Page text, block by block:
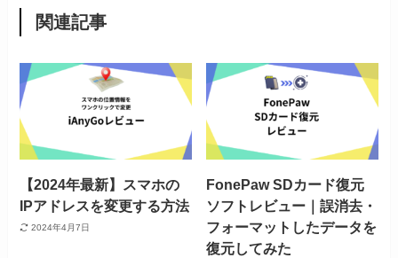
関連記事
【2024年最新】スマホの
IPアドレスを変更する方法
2024年4月7日
FonePaw SDカード復元
ソフトレビュー｜誤消去・
フォーマットしたデータを
復元してみた